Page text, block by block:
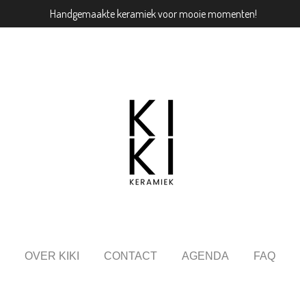
Handgemaakte keramiek voor mooie momenten!
OVER KIKI CONTACT AGENDA FAQ